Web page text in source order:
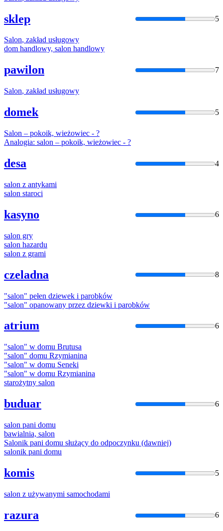
sklep 5
Salon, zakład usługowy
dom handlowy, salon handlowy
pawilon 7
Salon, zakład usługowy
domek 5
Salon – pokoik, wieżowiec - ?
Analogia: salon – pokoik, wieżowiec - ?
desa 4
salon z antykami
salon staroci
kasyno 6
salon gry
salon hazardu
salon z grami
czeladna 8
"salon" pełen dziewek i parobków
"salon" opanowany przez dziewki i parobków
atrium 6
"salon" w domu Brutusa
"salon" domu Rzymianina
"salon" w domu Seneki
"salon" w domu Rzymianina
starożytny salon
buduar 6
salon pani domu
bawialnia, salon
Salonik pani domu służący do odpoczynku (dawniej)
salonik pani domu
komis 5
salon z używanymi samochodami
razura 6